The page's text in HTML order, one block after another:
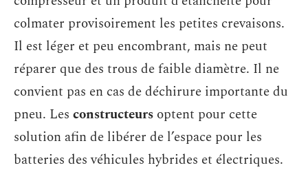
colmater provisoirement les petites crevaisons.
Il est léger et peu encombrant, mais ne peut
réparer que des trous de faible diamètre. Il ne
convient pas en cas de déchirure importante du
pneu. Les constructeurs optent pour cette
solution afin de libérer de l’espace pour les
batteries des véhicules hybrides et électriques.